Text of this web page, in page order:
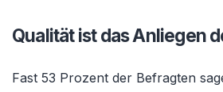
Qualität ist das Anliegen
Fast 53 Prozent der Befragten